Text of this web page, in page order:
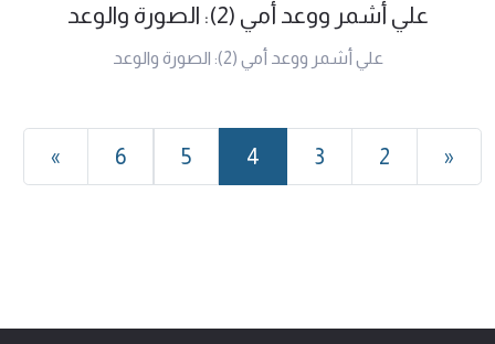
علي أشمر ووعد أمي (2): الصورة والوعد
علي أشمر ووعد أمي (2): الصورة والوعد
«
2
3
4
5
6
»